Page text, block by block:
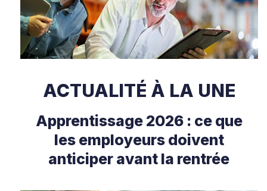
ACTUALITÉ À LA UNE
Apprentissage 2026 : ce que
les employeurs doivent
anticiper avant la rentrée